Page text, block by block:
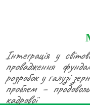
Інтеграція у
провадження
розробок у галузі
проблем –
кадрової